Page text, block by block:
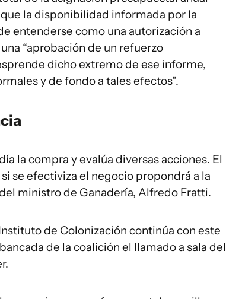
la disponibilidad informada por la
entenderse como una autorización a
“aprobación de un refuerzo
dicho extremo de ese informe,
y de fondo a tales efectos”.
la compra y evalúa diversas acciones. El
se efectiviza el negocio propondrá a la
ministro de Ganadería, Alfredo Fratti.
de Colonización continúa con este
de la coalición el llamado a sala del